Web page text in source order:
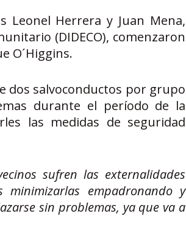
Leonel Herrera y Juan Mena,
(DIDECO), comenzaron
O´Higgins.
dos salvoconductos por grupo
durante el período de la
las medidas de seguridad
sufren las externalidades
minimizarlas empadronando y
sin problemas, ya que va a